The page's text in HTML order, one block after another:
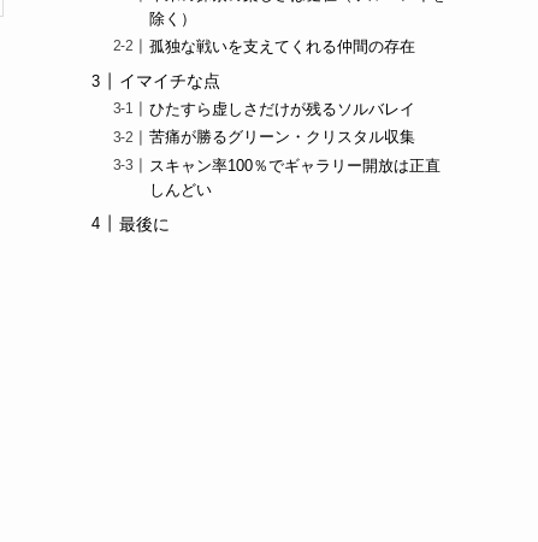
除く）
孤独な戦いを支えてくれる仲間の存在
イマイチな点
ひたすら虚しさだけが残るソルバレイ
苦痛が勝るグリーン・クリスタル収集
スキャン率100％でギャラリー開放は正直
しんどい
最後に